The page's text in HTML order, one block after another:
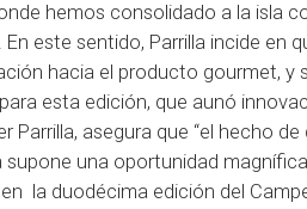
hemos consolidado a la isla
este sentido, Parrilla incide en
hacia el producto gourmet, y
esta edición, que aunó
Parrilla, asegura que “el hecho de
una oportunidad
la duodécima edición del